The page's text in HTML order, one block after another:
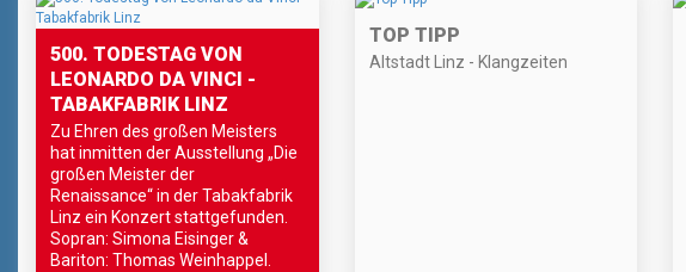
500. TODESTAG VON
LEONARDO DA VINCI -
TABAKFABRIK LINZ
Zu Ehren des großen Meisters
hat inmitten der Ausstellung „Die
großen Meister der
Renaissance“ in der Tabakfabrik
Linz ein Konzert stattgefunden.
Sopran: Simona Eisinger &
Bariton: Thomas Weinhappel.
TOP TIPP
Altstadt Linz - Klangzeiten